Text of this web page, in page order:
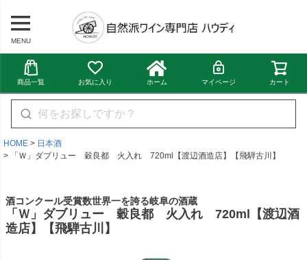
MENU
商品一覧 お気に入り ホーム マイページ カート
HOME
日本酒
「Ｗ」ダブリュー 穀良都 火入れ 720ml【渡辺酒造店】【飛騨古川】
酒コンクール受賞数世界一を誇る岐阜の酒蔵
「Ｗ」ダブリュー 穀良都 火入れ 720ml【渡辺酒
造店】【飛騨古川】